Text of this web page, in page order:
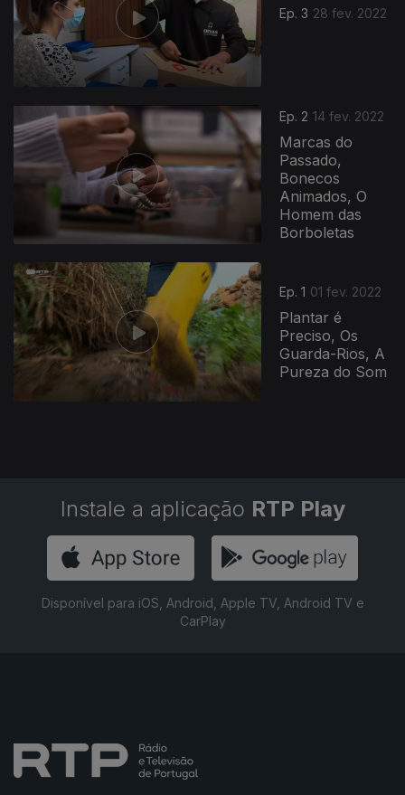
Ep. 3 28 fev. 2022
Ep. 2 14 fev. 2022
Marcas do
Passado,
Bonecos
Animados, O
Homem das
Borboletas
Ep. 1 01 fev. 2022
Plantar é
Preciso, Os
Guarda-Rios, A
Pureza do Som
596002
Instale a aplicação RTP Play
Disponível para iOS, Android, Apple TV, Android TV e
CarPlay